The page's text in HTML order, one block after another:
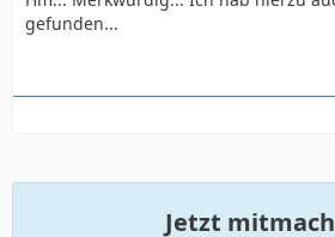
gefunden...
Jetzt